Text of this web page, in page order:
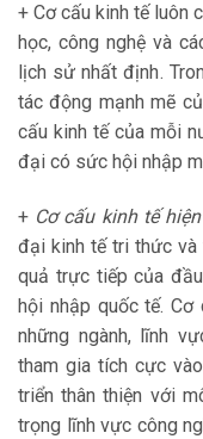
+ Cơ cấu kinh tế luôn
học, công nghệ và
lịch sử nhất định.
tác động mạnh mẽ
cấu kinh tế của mỗi
đại có sức hội nhập
+ Cơ cấu kinh tế
đại kinh tế tri thức và
quả trực tiếp của
hội nhập quốc tế.
những ngành, lĩnh
tham gia tích cực
triển thân thiện với
trọng lĩnh vực công